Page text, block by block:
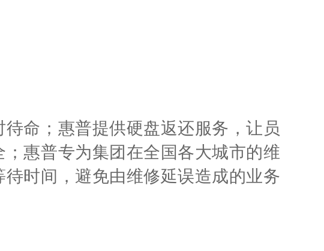
命；惠普提供硬盘返还服务，让员
惠普专为集团在全国各大城市的维
时间，避免由维修延误造成的业务